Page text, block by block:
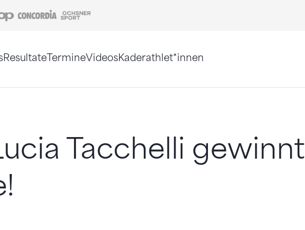
Coop Concordia
ResultateTermineVideosKaderathlet*innen
Tacchelli gewinnt